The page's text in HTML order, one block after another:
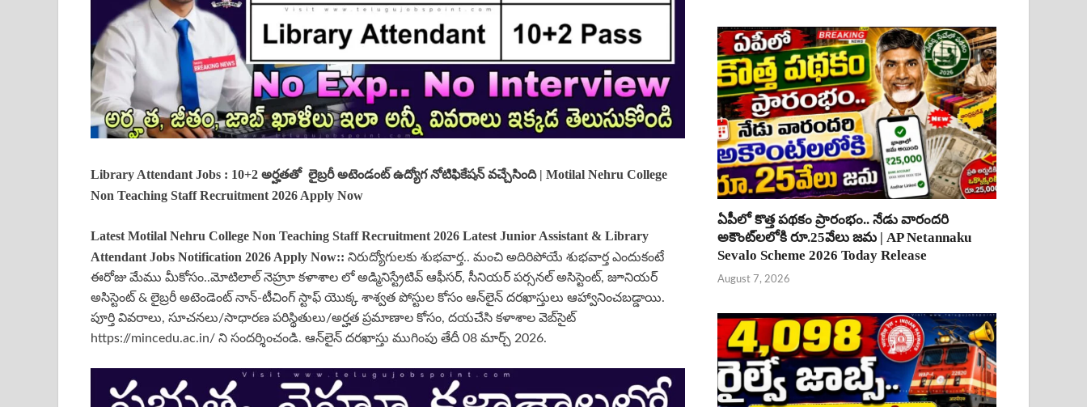
Library Attendant Jobs : 10+2 అర్హతతో లైబ్రరీ అటెండంట్ ఉద్యోగ నోటిఫికేషన్ వచ్చేసింది | Motilal Nehru College
Non Teaching Staff Recruitment 2026 Apply Now
Latest Motilal Nehru College Non Teaching Staff Recruitment 2026 Latest Junior Assistant & Library
Attendant Jobs Notification 2026 Apply Now:: నిరుద్యోగులకు శుభవార్త.. మంచి అదిరిపోయే శుభవార్త ఎందుకంటే
ఈరోజు మేము మీకోసం..మోటిలాల్ నెహ్రూ కళాశాల లో అడ్మినిస్ట్రేటివ్ ఆఫీసర్, సీనియర్ పర్సనల్ అసిస్టెంట్, జూనియర్
అసిస్టెంట్ & లైబ్రరీ అటెండెంట్ నాన్-టీచింగ్ స్టాఫ్ యొక్క శాశ్వత పోస్టుల కోసం ఆన్‌లైన్ దరఖాస్తులు ఆహ్వానించబడ్డాయి.
పూర్తి వివరాలు, సూచనలు/సాధారణ పరిస్థితులు/అర్హత ప్రమాణాల కోసం, దయచేసి కళాశాల వెబ్‌సైట్
https://mincedu.ac.in/ ని సందర్శించండి. ఆన్‌లైన్ దరఖాస్తు ముగింపు తేదీ 08 మార్చ్ 2026.
ఏపీలో కొత్త పథకం ప్రారంభం.. నేడు వారందరి
అకౌంట్‌లలోకి రూ.25వేలు జమ | AP Netannaku
Sevalo Scheme 2026 Today Release
August 7, 2026